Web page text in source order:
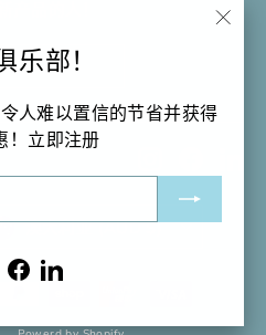
乐部！
人难以置信的节省并获得
！立即注册
Facebook
LinkedIn
澳大利亚 (AUD $)